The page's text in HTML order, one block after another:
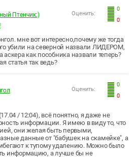
0
0
Оценить:
Птенчик:)
мне вот интересно,почему же тогда
убили на северной назвали ЛИДЕРОМ,
аскера как пособника назвали теперь?
статья так ведь?
0
0
Оценить:
/ 12:04), всё понятно, я даже не
информации. Я имею в виду то, что
они желая быть первыми,
данные от "бабушек на скамейке", а
к тупому удалению. Можно было
информацию, а лучше бы не